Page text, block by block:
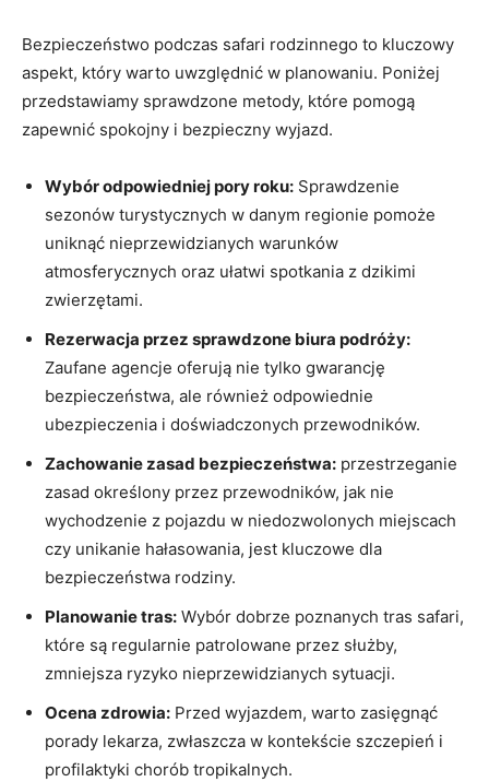
Bezpieczeństwo podczas safari​ rodzinnego to kluczowy
aspekt, który ⁤warto ⁣uwzględnić w planowaniu. Poniżej
przedstawiamy sprawdzone metody, które ‍pomogą
⁤zapewnić spokojny i bezpieczny⁢ wyjazd.
Wybór odpowiedniej pory roku: Sprawdzenie
sezonów turystycznych w danym regionie pomoże
uniknąć nieprzewidzianych​ warunków
atmosferycznych oraz ułatwi spotkania⁢ z dzikimi
zwierzętami.
Rezerwacja przez sprawdzone⁤ biura podróży:
Zaufane agencje ⁢oferują nie tylko ‌gwarancję
bezpieczeństwa, ale również odpowiednie
ubezpieczenia i doświadczonych przewodników.
Zachowanie zasad‌ bezpieczeństwa: przestrzeganie
zasad określony przez przewodników, jak nie
wychodzenie z⁤ pojazdu w niedozwolonych miejscach
czy unikanie hałasowania, jest kluczowe ⁢dla
bezpieczeństwa ‍rodziny.
Planowanie tras: Wybór dobrze poznanych tras safari,⁣
które są regularnie patrolowane przez⁣ służby,
⁢zmniejsza ryzyko nieprzewidzianych sytuacji.
Ocena zdrowia: Przed wyjazdem, warto ⁣zasięgnąć
porady lekarza,‍ zwłaszcza w kontekście szczepień i
profilaktyki ‍chorób tropikalnych.